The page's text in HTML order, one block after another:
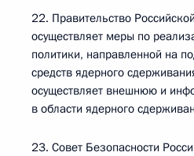
22. Правительство
осуществляет меры по
политики, направленной на
средств ядерного
осуществляет внешнюю и
в области ядерного
23. Совет Безопасности